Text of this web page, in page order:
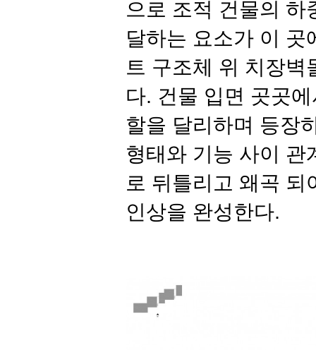
으로 조적 건물의 하
달하는 요소가 이 곳
트 구조체 위 치장벽
다. 건물 입면 곳곳
할을 달리하며 등장
형태와 기능 사이 관
로 뒤틀리고 왜곡 되
인상을 완성한다.